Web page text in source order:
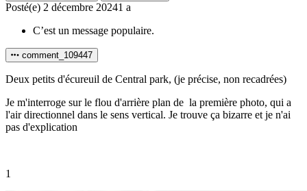
Posté(e) 2 décembre 20241 a
C’est un message populaire.
comment_109447
Deux petits d'écureuil de Central park, (je précise, non recadrées)
Je m'interroge sur le flou d'arrière plan de la première photo, qui a
l'air directionnel dans le sens vertical. Je trouve ça bizarre et je n'ai
pas d'explication
1